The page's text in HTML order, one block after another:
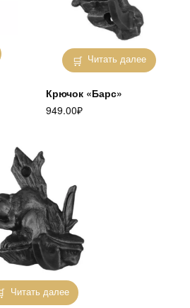
Читать далее
Крючок «Барс»
949.00₽
Читать далее